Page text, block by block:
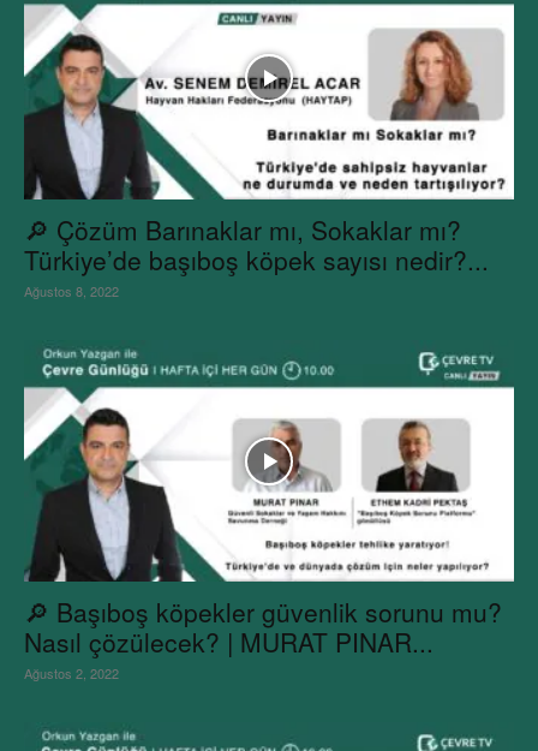
🔎 Çözüm Barınaklar mı, Sokaklar mı?
Türkiye’de başıboş köpek sayısı nedir?...
Ağustos 8, 2022
🔎 Başıboş köpekler güvenlik sorunu mu?
Nasıl çözülecek? | MURAT PINAR...
Ağustos 2, 2022